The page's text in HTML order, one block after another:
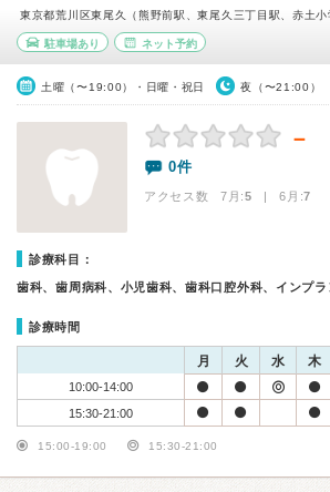
東京都荒川区東尾久（熊野前駅、東尾久三丁目駅、赤土小
駐車場あり ネット予約
土曜（〜19:00）・日曜・祝日 夜（〜21:00）
－
0件
アクセス数 7月:5 | 6月:7
診療科目：
歯科、歯周病科、小児歯科、歯科口腔外科、インプ
診療時間
月 火 水 木
10:00-14:00
15:30-21:00
15:00-19:00 15:30-21:00